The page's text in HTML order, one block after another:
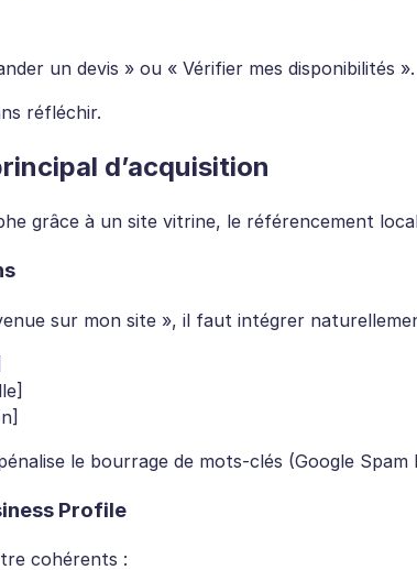
un devis » ou « Vérifier mes disponibilités ».
réfléchir.
d’acquisition
grâce à un site vitrine, le référencement
sur mon site », il faut intégrer
le bourrage de mots-clés (Google Spam
Profile
cohérents :